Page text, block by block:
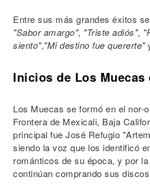
Entre sus más grandes éxitos
"Sabor amargo", "Triste adiós",
siento","Mi destino fue quererte"
Inicios de Los Muecas
Los Muecas se formó en el nor-
Frontera de Mexicali, Baja
principal fue José Refugio
siendo la voz que los identificó
románticos de su época, y por
continúan comprando sus